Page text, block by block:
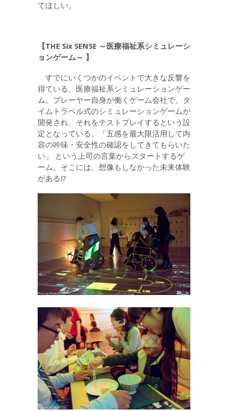
てほしい。
【THE Six SENSE ～医療福祉系シミュレーシ
ョンゲーム～ 】
すでにいくつかのイベントで大きな反響を
得ている、医療福祉系シミュレーションゲー
ム。プレーヤー自身が働くゲーム会社で、タ
イムトラベル式のシミュレーションゲームが
開発され、それをテストプレイするという設
定となっている。「五感を最大限活用して内
容の吟味・安全性の確認をしてきてもらいた
い」 という上司の言葉からスタートするゲ
ーム。そこには、想像もしなかった未来体験
がある!?